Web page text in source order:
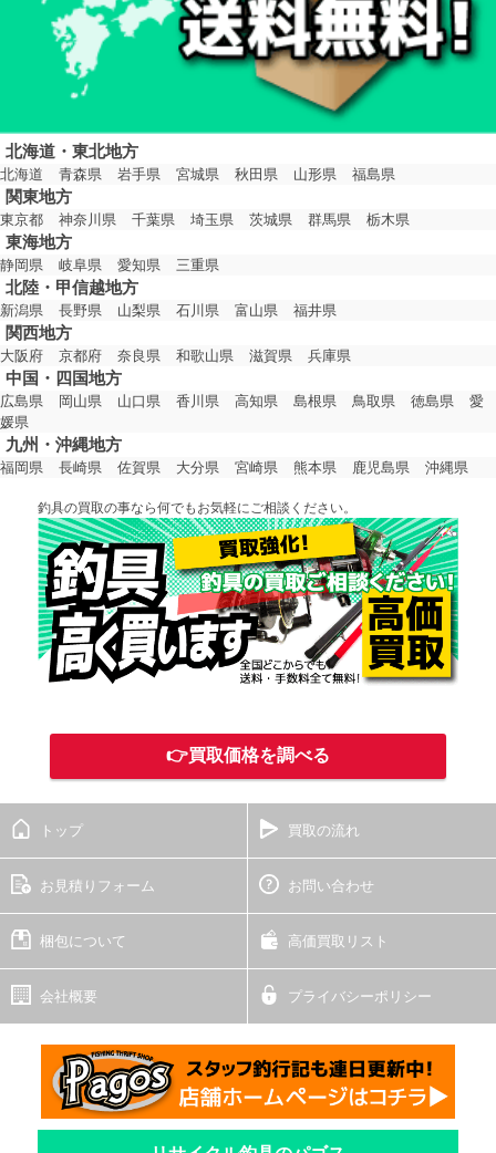
北海道・東北地方
北海道 青森県 岩手県 宮城県 秋田県 山形県 福島県
関東地方
東京都 神奈川県 千葉県 埼玉県 茨城県 群馬県 栃木県
東海地方
静岡県 岐阜県 愛知県 三重県
北陸・甲信越地方
新潟県 長野県 山梨県 石川県 富山県 福井県
関西地方
大阪府 京都府 奈良県 和歌山県 滋賀県 兵庫県
中国・四国地方
広島県 岡山県 山口県 香川県 高知県 島根県 鳥取県 徳島県
愛
媛県
九州・沖縄地方
福岡県 長崎県 佐賀県 大分県 宮崎県 熊本県 鹿児島県 沖縄県
釣具の買取の事なら何でもお気軽にご相談ください。
👉買取価格を調べる
トップ 買取の流れ
お見積りフォーム お問い合わせ
梱包について 高価買取リスト
会社概要 プライバシーポリシー